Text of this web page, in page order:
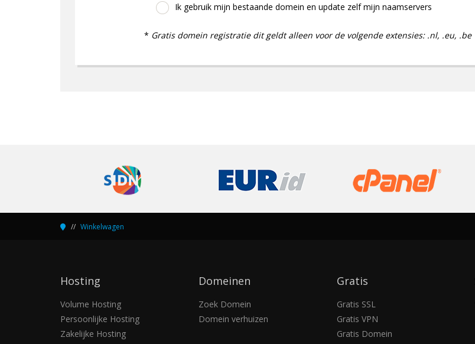
Ik gebruik mijn bestaande domein en update zelf mijn naamservers
* Gratis domein registratie dit geldt alleen voor de volgende extensies: .nl, .eu, .be
Winkelwagen
Hosting
Volume Hosting
Persoonlijke Hosting
Zakelijke Hosting
Domeinen
Zoek Domein
Domein verhuizen
Gratis
Gratis SSL
Gratis VPN
Gratis Domein